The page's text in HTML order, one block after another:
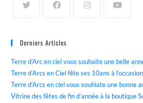
Derniers Articles
Terre d’Arc en ciel vous souhaite une belle
Terre d’Arcs en Ciel fête ses 10ans à
Terre d’Arcs en ciel vous souhiate une bonne
Vitrine des fêtes de fin d’année à la boutique